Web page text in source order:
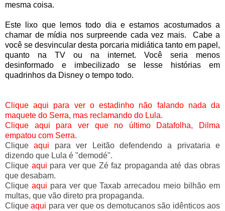
mesma coisa.
Este lixo que lemos todo dia e estamos acostumados a
chamar de mídia nos surpreende cada vez mais. Cabe a
você se desvincular desta porcaria midiática tanto em papel,
quanto na TV ou na internet. Você seria menos
desinformado e imbecilizado se lesse histórias em
quadrinhos da Disney o tempo todo.
Cliqueaqui para ver o estadinho não falando nada da
maquete do Serra, mas reclamando do Lula.
Clique aqui para ver que no último Datafolha, Dilma
empatou com Serra.
Cliqueaqui para ver Leitão defendendo a privataria e
dizendo que Lula é "demodé".
Clique aqui para ver que Zé faz propaganda até das obras
que desabam.
Clique aqui para ver que Taxab arrecadou meio bilhão em
multas, que vão direto pra propaganda.
Cliqueaqui para ver que os demotucanos são idênticos aos